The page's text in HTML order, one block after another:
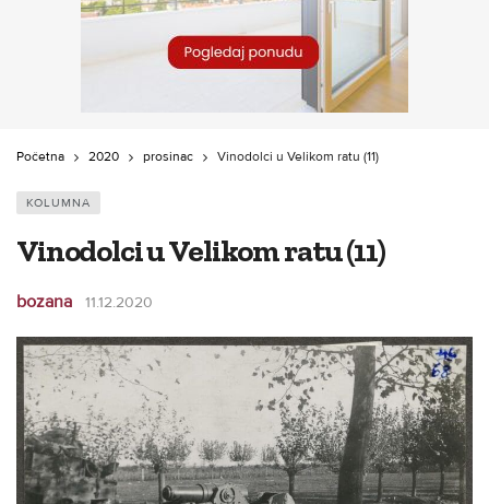
Početna 2020 prosinac Vinodolci u Velikom ratu (11)
KOLUMNA
Vinodolci u Velikom ratu (11)
bozana 11.12.2020